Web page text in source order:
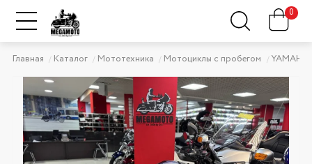
0
Главная Каталог Мототехника Мотоциклы с пробегом YAMAHA